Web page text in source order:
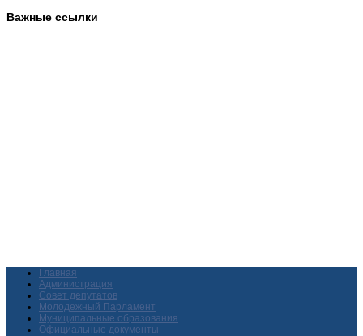
Важные ссылки
Главная
Администрация
Совет депутатов
Молодежный Парламент
Муниципальные образования
Официальные документы